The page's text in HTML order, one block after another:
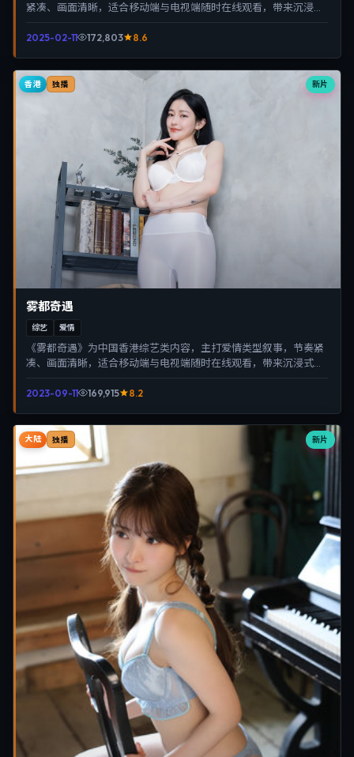
紧凑、画面清晰，适合移动端与电视端随时在线观看，带来沉浸式
2025-02-11 172,803 8.6
新片
香港 独播
雾都奇遇
综艺 爱情
《雾都奇遇》为中国香港综艺类内容，主打爱情类型叙事，节奏紧
凑、画面清晰，适合移动端与电视端随时在线观看，带来沉浸式视
2023-09-11 169,915 8.2
新片
大陆 独播